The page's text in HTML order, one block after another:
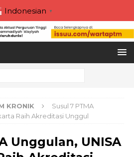
Indonesian ▼
KRONIK
Susul 7 PTMA
Raih Akreditasi Unggul
Unggulan, UNISA